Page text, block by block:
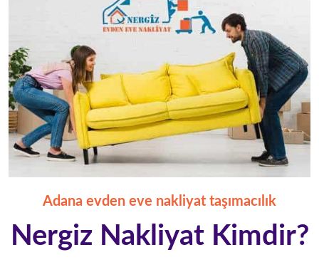
Adana evden eve nakliyat taşımacılık
Nergiz Nakliyat Kimdir?